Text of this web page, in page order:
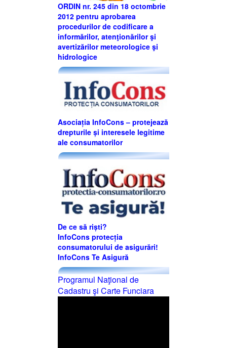
ORDIN nr. 245 din 18 octombrie
2012 pentru aprobarea
procedurilor de codificare a
informărilor, atenţionărilor şi
avertizărilor meteorologice şi
hidrologice
Asociația InfoCons – protejează
drepturile și interesele legitime
ale consumatorilor
De ce să riști?
InfoCons protecția
consumatorului de asigurări!
InfoCons Te Asigură
Programul Naţional de
Cadastru şi Carte Funciara